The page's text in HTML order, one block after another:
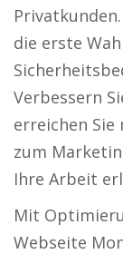
die erste
Verbessern
erreichen
zum
Ihre Arbeit
Mit
Webseite